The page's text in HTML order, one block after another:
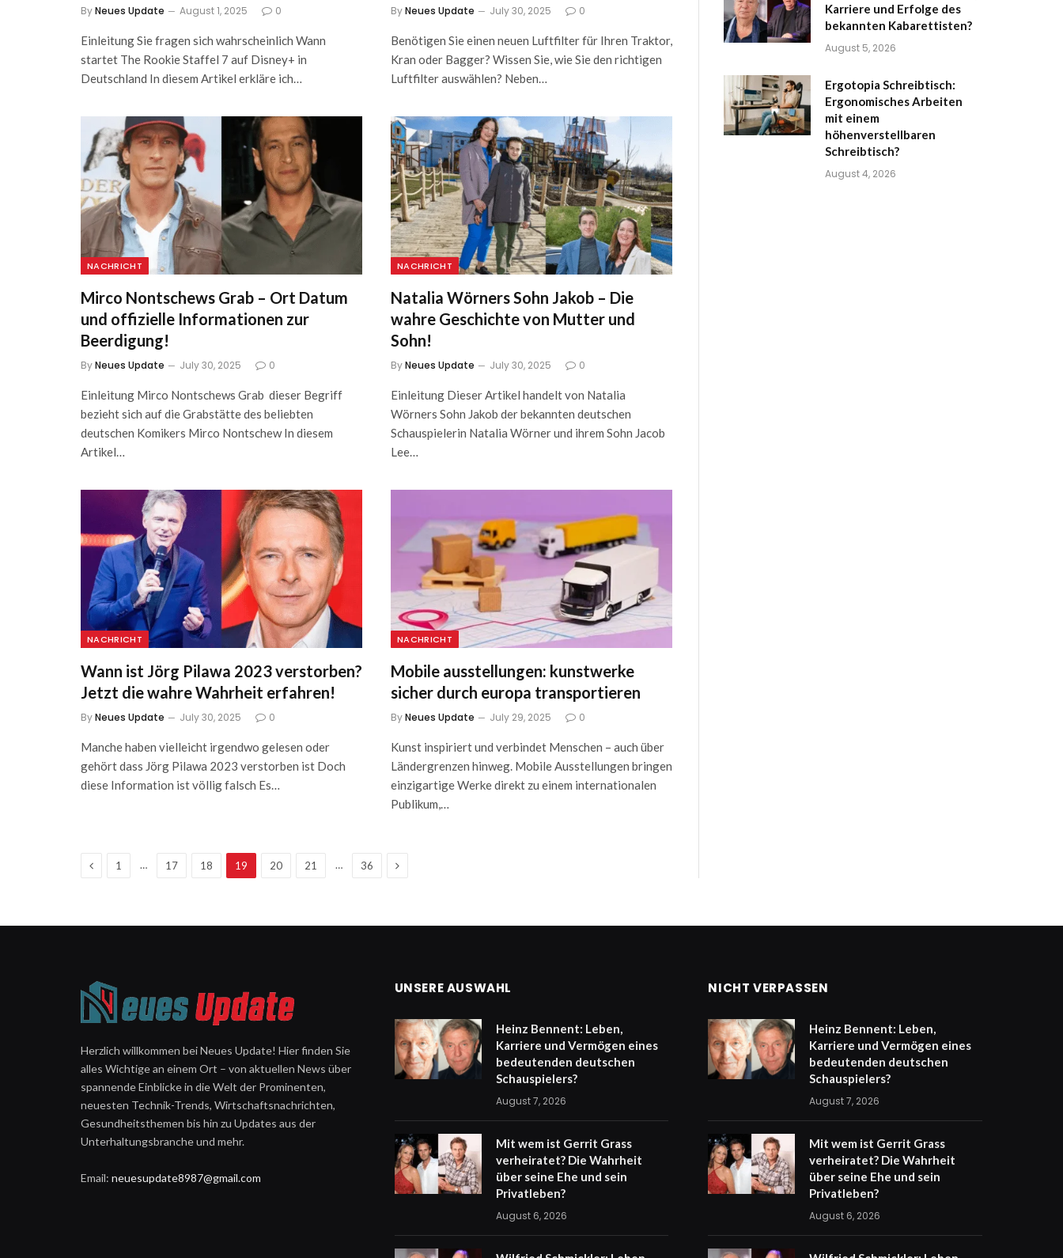
ByNeues Update August 1, 2025 0
Einleitung Sie fragen sich wahrscheinlich Wann
startet The Rookie Staffel 7 auf Disney+ in
Deutschland In diesem Artikel erkläre ich…
ByNeues Update July 30, 2025 0
Benötigen Sie einen neuen Luftfilter für Ihren Traktor,
Kran oder Bagger? Wissen Sie, wie Sie den richtigen
Luftfilter auswählen? Neben…
NACHRICHT
Mirco Nontschews Grab – Ort Datum
und offizielle Informationen zur
Beerdigung!
ByNeues Update July 30, 2025 0
Einleitung Mirco Nontschews Grab dieser Begriff
bezieht sich auf die Grabstätte des beliebten
deutschen Komikers Mirco Nontschew In diesem
Artikel…
NACHRICHT
Natalia Wörners Sohn Jakob – Die
wahre Geschichte von Mutter und
Sohn!
ByNeues Update July 30, 2025 0
Einleitung Dieser Artikel handelt von Natalia
Wörners Sohn Jakob der bekannten deutschen
Schauspielerin Natalia Wörner und ihrem Sohn Jacob
Lee…
NACHRICHT
Wann ist Jörg Pilawa 2023 verstorben?
Jetzt die wahre Wahrheit erfahren!
ByNeues Update July 30, 2025 0
Manche haben vielleicht irgendwo gelesen oder
gehört dass Jörg Pilawa 2023 verstorben ist Doch
diese Information ist völlig falsch Es…
NACHRICHT
Mobile ausstellungen: kunstwerke
sicher durch europa transportieren
ByNeues Update July 29, 2025 0
Kunst inspiriert und verbindet Menschen – auch über
Ländergrenzen hinweg. Mobile Ausstellungen bringen
einzigartige Werke direkt zu einem internationalen
Publikum,…
Previous
1 … 17 18 19 20 21 … 36 Next
Karriere und Erfolge des
bekannten Kabarettisten?
August 5, 2026
Ergotopia Schreibtisch:
Ergonomisches Arbeiten
mit einem
höhenverstellbaren
Schreibtisch?
August 4, 2026
Herzlich willkommen bei Neues Update! Hier finden Sie
alles Wichtige an einem Ort – von aktuellen News über
spannende Einblicke in die Welt der Prominenten,
neuesten Technik-Trends, Wirtschaftsnachrichten,
Gesundheitsthemen bis hin zu Updates aus der
Unterhaltungsbranche und mehr.
Email: neuesupdate8987@gmail.com
UNSERE AUSWAHL
Heinz Bennent: Leben,
Karriere und Vermögen eines
bedeutenden deutschen
Schauspielers?
August 7, 2026
Mit wem ist Gerrit Grass
verheiratet? Die Wahrheit
über seine Ehe und sein
Privatleben?
August 6, 2026
NICHT VERPASSEN
Heinz Bennent: Leben,
Karriere und Vermögen eines
bedeutenden deutschen
Schauspielers?
August 7, 2026
Mit wem ist Gerrit Grass
verheiratet? Die Wahrheit
über seine Ehe und sein
Privatleben?
August 6, 2026